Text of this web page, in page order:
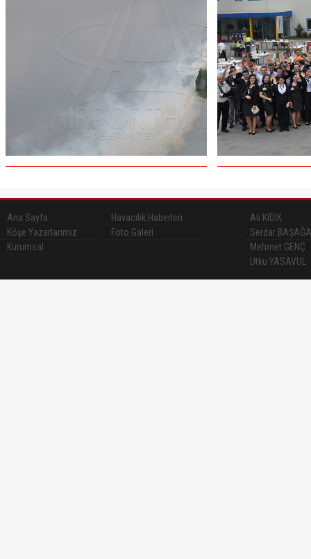
Ana Sayfa
Havacılık Haberleri
Köşe Yazarlarımız
Foto Galeri
Kurumsal
Ali KIDIK
Serdar
Mehmet GENÇ
Utku YASAVUL